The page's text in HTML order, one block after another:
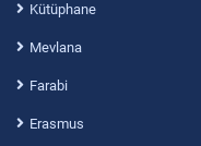
Kütüphane
Mevlana
Farabi
Erasmus